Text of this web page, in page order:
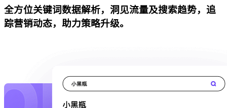
全方位关键词数据解析，洞见流量及搜索趋势，追
踪营销动态，助力策略升级。